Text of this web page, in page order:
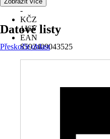
-
KČZ
1J6V
EAN
8592409043525
Datové listy
Přeskočit oblast